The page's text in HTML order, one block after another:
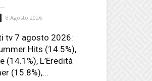
8 Agosto 2026
tv 7 agosto 2026:
Hits (14.5%),
(14.1%), L’Eredità
(15.8%),...